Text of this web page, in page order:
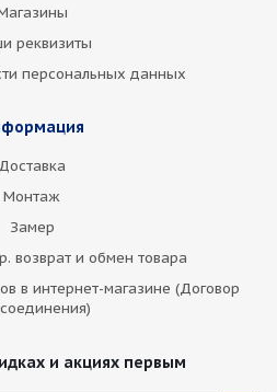
реквизиты
персональных данных
Доставка
Монтаж
Замер
возврат и обмен товара
в интернет-магазине (Договор
и акциях первым